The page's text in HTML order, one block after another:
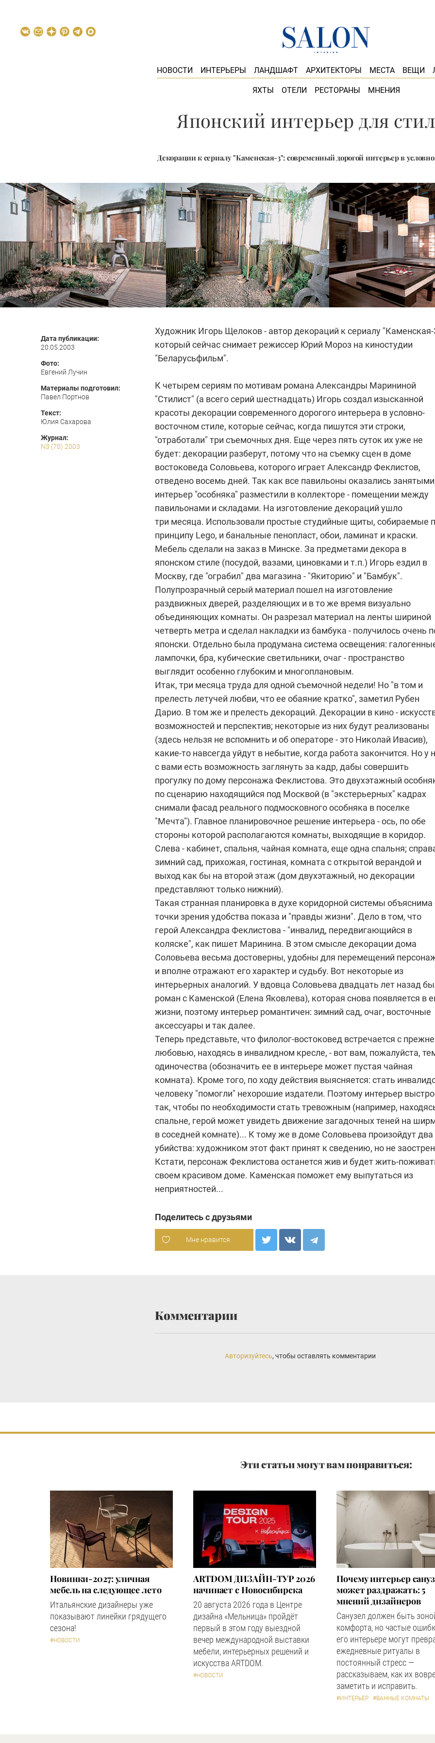
НОВОСТИ ИНТЕРЬЕРЫ ЛАНДШАФТ АРХИТЕКТОРЫ МЕСТА ВЕЩИ
ЯХТЫ ОТЕЛИ РЕСТОРАНЫ МНЕНИЯ
Японский интерьер для
Декорации к сериалу "Каменская-3": современный дорогой интерьер в
Дата публикации:
20.05.2003
Фото:
Евгений Лучин
Материалы подготовил:
Павел Портнов
Текст:
Юлия Сахарова
Журнал:
N3 (70) 2003
Художник Игорь Щелоков - автор декораций к сериалу "Каменская-
который сейчас снимает режиссер Юрий Мороз на киностудии
"Беларусьфильм".
К четырем сериям по мотивам романа Александры Марининой
"Стилист" (а всего серий шестнадцать) Игорь создал изысканной
красоты декорации современного дорогого интерьера в условно-
восточном стиле, которые сейчас, когда пишутся эти строки,
"отработали" три съемочных дня. Еще через пять суток их уже не
будет: декорации разберут, потому что на съемку сцен в доме
востоковеда Соловьева, которого играет Александр Феклистов,
отведено восемь дней. Так как все павильоны оказались
интерьер "особняка" разместили в коллекторе - помещении между
павильонами и складами. На изготовление декораций ушло
три месяца. Использовали простые студийные щиты, собираемые
принципу Lego, и банальные пенопласт, обои, ламинат и краски.
Мебель сделали на заказ в Минске. За предметами декора в
японском стиле (посудой, вазами, циновками и т.п.) Игорь ездил в
Москву, где "ограбил" два магазина - "Якиторию" и "Бамбук".
Полупрозрачный серый материал пошел на изготовление
раздвижных дверей, разделяющих и в то же время визуально
объединяющих комнаты. Он разрезал материал на ленты шириной
четверть метра и сделал накладки из бамбука - получилось очень
японски. Отдельно была продумана система освещения:
лампочки, бра, кубические светильники, очаг - пространство
выглядит особенно глубоким и многоплановым.
Итак, три месяца труда для одной съемочной недели! Но "в том и
прелесть летучей любви, что ее обаяние кратко", заметил Рубен
Дарио. В том же и прелесть декораций. Декорации в кино -
возможностей и перспектив; некоторые из них будут реализованы
(здесь нельзя не вспомнить и об операторе - это Николай Ивасив),
какие-то навсегда уйдут в небытие, когда работа закончится. Но у
с вами есть возможность заглянуть за кадр, дабы совершить
прогулку по дому персонажа Феклистова. Это двухэтажный
по сценарию находящийся под Москвой (в "экстерьерных" кадрах
снимали фасад реального подмосковного особняка в поселке
"Мечта"). Главное планировочное решение интерьера - ось, по обе
стороны которой располагаются комнаты, выходящие в коридор.
Слева - кабинет, спальня, чайная комната, еще одна спальня;
зимний сад, прихожая, гостиная, комната с открытой верандой и
выход как бы на второй этаж (дом двухэтажный, но декорации
представляют только нижний).
Такая странная планировка в духе коридорной системы объяснима
точки зрения удобства показа и "правды жизни". Дело в том, что
герой Александра Феклистова - "инвалид, передвигающийся в
коляске", как пишет Маринина. В этом смысле декорации дома
Соловьева весьма достоверны, удобны для перемещений
и вполне отражают его характер и судьбу. Вот некоторые из
интерьерных аналогий. У вдовца Соловьева двадцать лет назад
роман с Каменской (Елена Яковлева), которая снова появляется в
жизни, поэтому интерьер романтичен: зимний сад, очаг, восточные
аксессуары и так далее.
Теперь представьте, что филолог-востоковед встречается с
любовью, находясь в инвалидном кресле, - вот вам, пожалуйста,
одиночества (обозначить ее в интерьере может пустая чайная
комната). Кроме того, по ходу действия выясняется: стать
человеку "помогли" нехорошие издатели. Поэтому интерьер
так, чтобы по необходимости стать тревожным (например,
спальне, герой может увидеть движение загадочных теней на
в соседней комнате)... К тому же в доме Соловьева произойдут два
убийства: художником этот факт принят к сведению, но не
Кстати, персонаж Феклистова останется жив и будет жить-
своем красивом доме. Каменская поможет ему выпутаться из
неприятностей...
Поделитесь с друзьями
Мне нравится
Комментарии
Авторизуйтесь, чтобы оставлять комментарии
Эти статьи могут вам понравиться:
Новинки-2027: уличная
мебель на следующее лето
Итальянские дизайнеры уже
показывают линейки грядущего
сезона!
#НОВОСТИ
ARTDOM ДИЗАЙН-ТУР 2026
начинает с Новосибирска
20 августа 2026 года в Центре
дизайна «Мельница» пройдёт
первый в этом году выездной
вечер международной выставки
мебели, интерьерных решений и
искусства ARTDOM.
#НОВОСТИ
Почему интерьер
может раздражать: 5
мнений дизайнеров
Санузел должен быть
комфорта, но частые
его интерьере могут
ежедневные ритуалы в
постоянный стресс —
рассказываем, как их
заметить и исправить.
#ИНТЕРЬЕР #ВАННЫЕ КОМНАТЫ